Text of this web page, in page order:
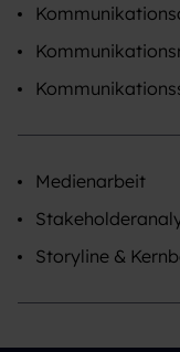
Medienarbeit
Storyline &